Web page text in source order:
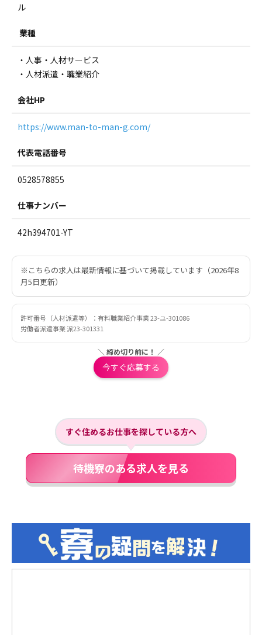
ル
業種
・人事・人材サービス
・人材派遣・職業紹介
会社HP
https://www.man-to-man-g.com/
代表電話番号
0528578855
仕事ナンバー
42h394701-YT
※こちらの求人は最新情報に基づいて掲載しています（2026年8
月5日更新）
許可番号（人材派遣等）：有料職業紹介事業 23-ユ-301086
労働者派遣事業 派23-301331
＼ 締め切り前に！ ／
今すぐ応募する
すぐ住めるお仕事を探している方へ
待機寮のある求人を見る